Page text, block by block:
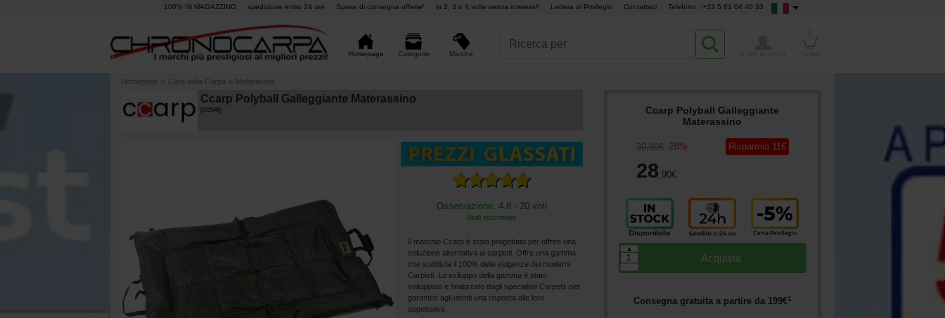
100% IN MAGAZZINO spedizione entro 24 ore Spese di consegna offerte¹ in 2, 3 o 4 volte senza interessi² Lettera di Privilegio Contattaci Telefono : +33 5 61 64 40 33
Homepage Categorie Marche
Homepage » Cura della Carpa » Materassini
Ccarp Polyball Galleggiante Materassino
212548]
Osservazione: 4.8 - 20 voti
Vedi recensioni
Il marchio Ccarp è stato progettato per offrire una
soluzione alternativa ai carpisti. Offre una gamma
che soddisfa il 100% delle esigenze dei moderni
Carpisti. Lo sviluppo della gamma è stato
sviluppato e finalizzato dagli specialisti Carpets per
garantire agli utenti una risposta alle loro
aspettative.
Ccarp Polyball Galleggiante
Materassino
39,90€ -28%
28,90€
Risparmia 11€
Acquista
▲
Consegna gratuita a partire da 199€1